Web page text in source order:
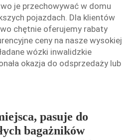
je przechowywać w domu
pojazdach. Dla klientów
chętnie oferujemy rabaty
ceny na nasze wysokiej
wózki inwalidzkie
okazja do odsprzedaży lub
pasuje do
bagażników